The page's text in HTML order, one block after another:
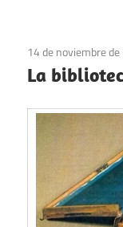
historia
14 de noviembre
La